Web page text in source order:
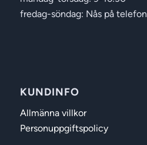
fredag-söndag: Nås på telefon
KUNDINFO
Allmänna villkor
Personuppgiftspolicy